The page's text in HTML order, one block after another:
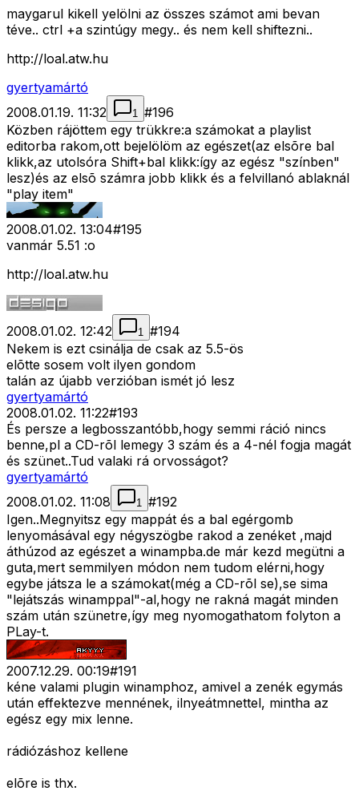
maygarul kikell yelölni az összes számot ami bevan
téve.. ctrl +a szintúgy megy.. és nem kell shiftezni..
http://loal.atw.hu
gyertyamártó
2008.01.19. 11:32
1 #196
Közben rájöttem egy trükkre:a számokat a playlist
editorba rakom,ott bejelölöm az egészet(az elsõre bal
klikk,az utolsóra Shift+bal klikk:így az egész "színben"
lesz)és az elsõ számra jobb klikk és a felvillanó ablaknál
"play item"
2008.01.02. 13:04#195
vanmár 5.51 :o
http://loal.atw.hu
2008.01.02. 12:42 1 #194
Nekem is ezt csinálja de csak az 5.5-ös
elõtte sosem volt ilyen gondom
talán az újabb verzióban ismét jó lesz
gyertyamártó
2008.01.02. 11:22#193
És persze a legbosszantóbb,hogy semmi ráció nincs
benne,pl a CD-rõl lemegy 3 szám és a 4-nél fogja magát
és szünet..Tud valaki rá orvosságot?
gyertyamártó
2008.01.02. 11:08
1 #192
Igen..Megnyitsz egy mappát és a bal egérgomb
lenyomásával egy négyszögbe rakod a zenéket ,majd
áthúzod az egészet a winampba.de már kezd megütni a
guta,mert semmilyen módon nem tudom elérni,hogy
egybe játsza le a számokat(még a CD-rõl se),se sima
"lejátszás winamppal"-al,hogy ne rakná magát minden
szám után szünetre,így meg nyomogathatom folyton a
PLay-t.
2007.12.29. 00:19#191
kéne valami plugin winamphoz, amivel a zenék egymás
után effektezve mennének, ilnyeátmnettel, mintha az
egész egy mix lenne.
rádiózáshoz kellene
elõre is thx.